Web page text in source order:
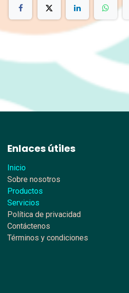
Enlaces útiles
Inicio
Sobre nosotros
Productos
Servicios
Política de privacidad
Contáctenos
Términos y condiciones